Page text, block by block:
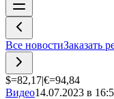
Все новостиЗаказать
$=82,17|€=94,84
Видео14.07.2023 в